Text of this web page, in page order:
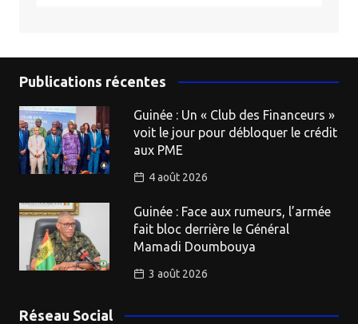
Publications récentes
Guinée : Un « Club des Financeurs »
voit le jour pour débloquer le crédit
aux PME
4 août 2026
Guinée : Face aux rumeurs, l’armée
fait bloc derrière le Général
Mamadi Doumbouya
3 août 2026
Réseau Social